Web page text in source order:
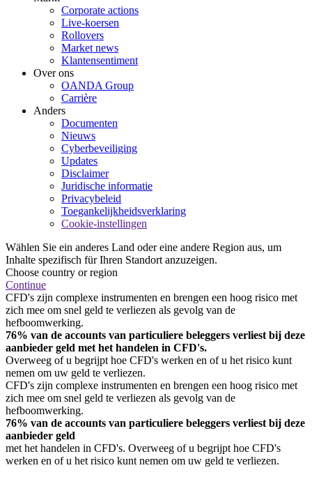
Corporate actions
Live-koersen
Rollovers
Market news
Klantensentiment
Over ons
OANDA Group
Carrière
Anders
Documenten
Nieuws
Cyberbeveiliging
Updates
Disclaimer
Juridische informatie
Privacybeleid
Toegankelijkheidsverklaring
Cookie-instellingen
Wählen Sie ein anderes Land oder eine andere Region aus, um
Inhalte spezifisch für Ihren Standort anzuzeigen.
Choose country or region
Continue
CFD's zijn complexe instrumenten en brengen een hoog risico met
zich mee om snel geld te verliezen als gevolg van de
hefboomwerking.
76% van de accounts van particuliere beleggers verliest bij deze
aanbieder geld met het handelen in CFD's.
Overweeg of u begrijpt hoe CFD's werken en of u het risico kunt
nemen om uw geld te verliezen.
CFD's zijn complexe instrumenten en brengen een hoog risico met
zich mee om snel geld te verliezen als gevolg van de
hefboomwerking.
76% van de accounts van particuliere beleggers verliest bij deze
aanbieder geld
met het handelen in CFD's. Overweeg of u begrijpt hoe CFD's
werken en of u het risico kunt nemen om uw geld te verliezen.